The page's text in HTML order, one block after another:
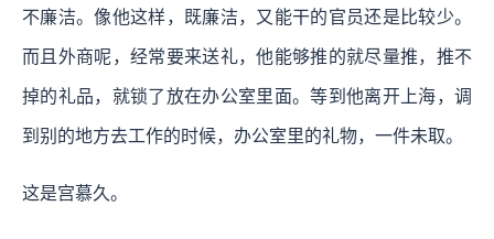
不廉洁。像他这样，既廉洁，又能干的官员还是比较少。
而且外商呢，经常要来送礼，他能够推的就尽量推，推不
掉的礼品，就锁了放在办公室里面。等到他离开上海，调
到别的地方去工作的时候，办公室里的礼物，一件未取。
这是宫慕久。